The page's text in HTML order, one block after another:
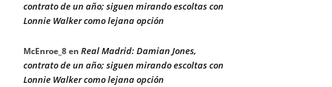
contrato de un año; siguen mirando escoltas con
Lonnie Walker como lejana opción
McEnroe_8en Real Madrid: Damian Jones,
contrato de un año; siguen mirando escoltas con
Lonnie Walker como lejana opción